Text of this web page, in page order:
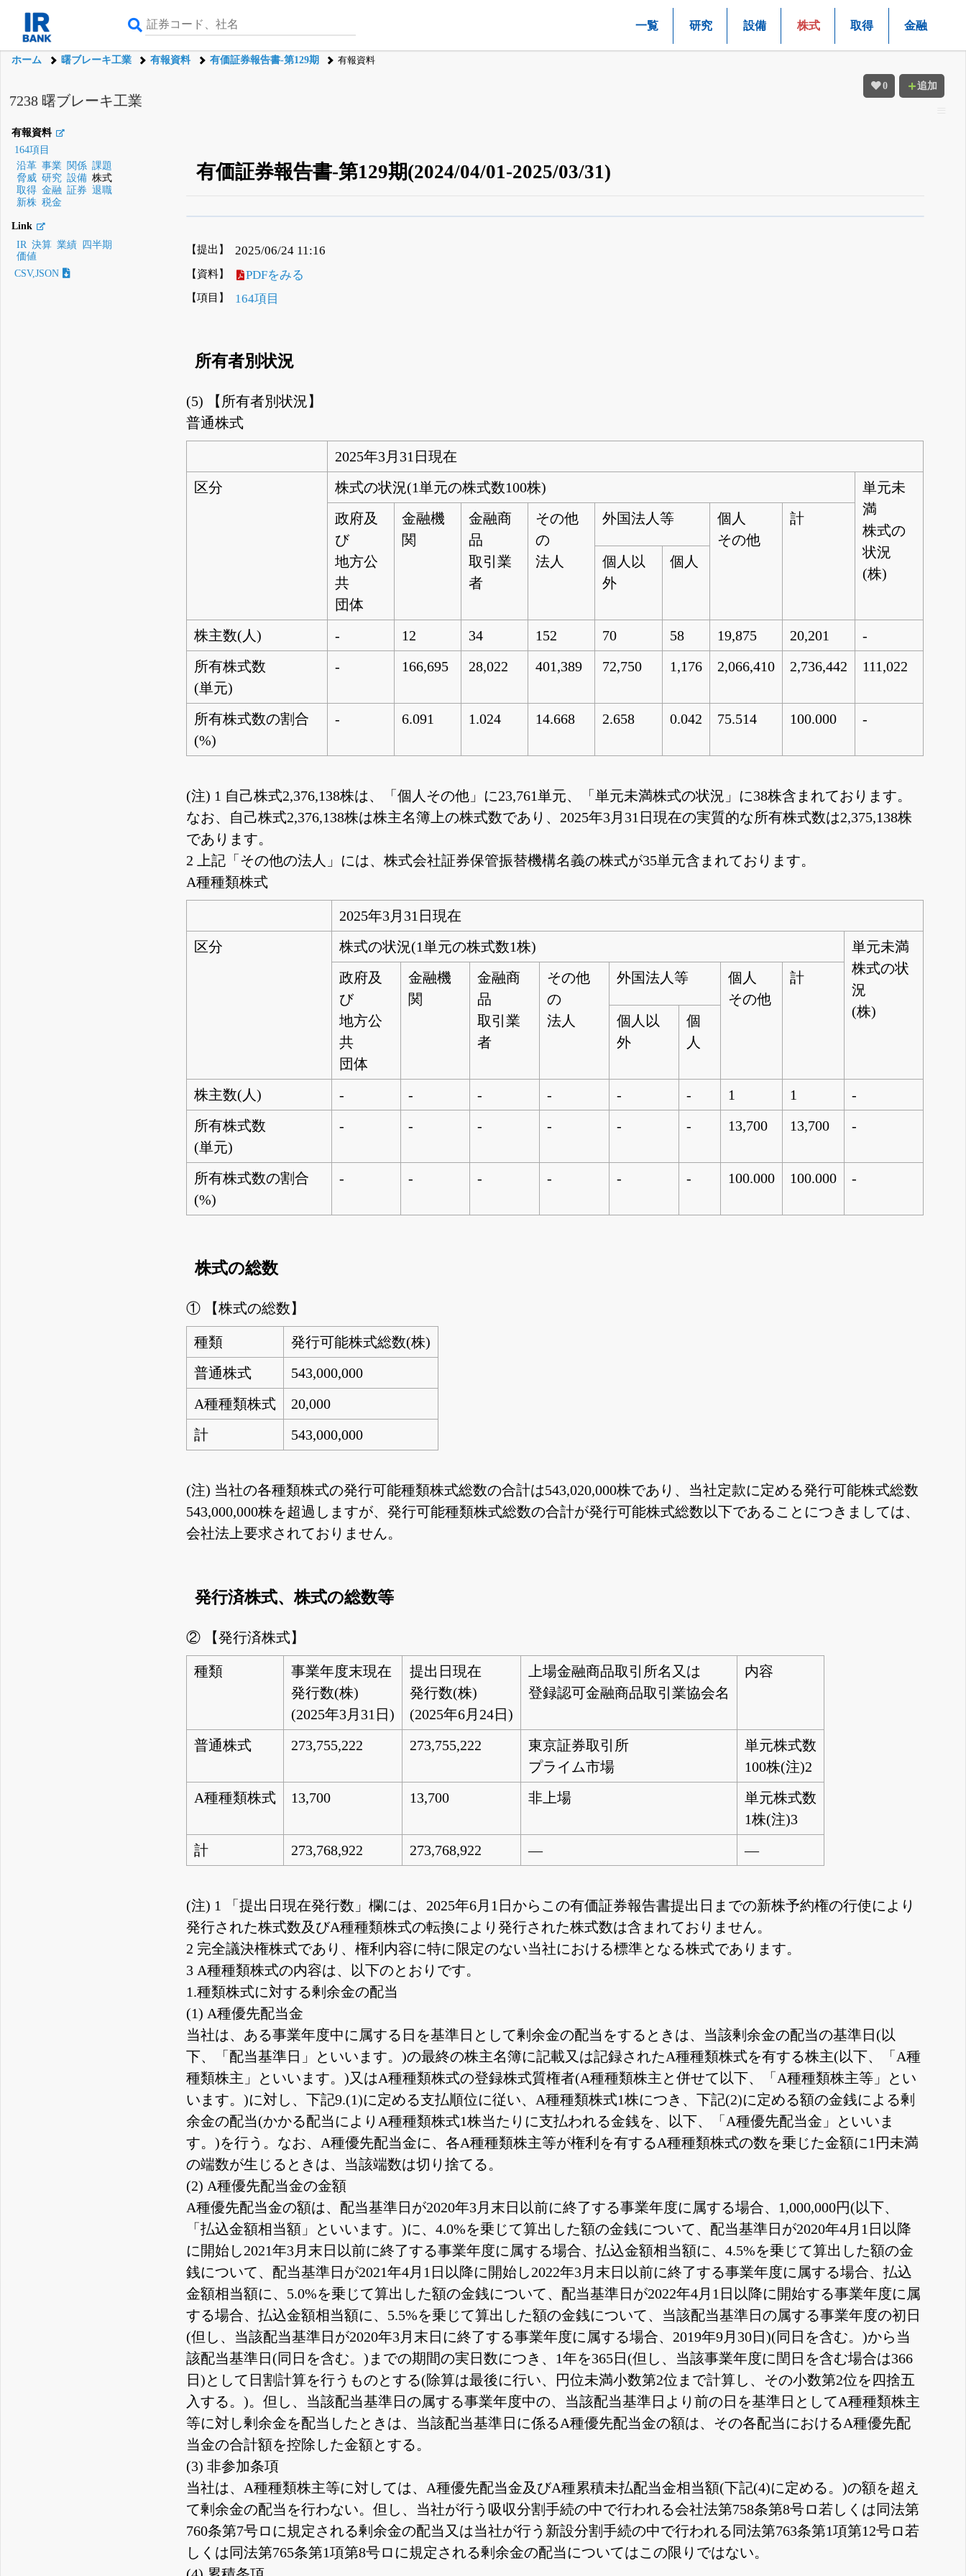
一覧 研究 設備 株式 取得 金融
ホーム 曙ブレーキ工業 有報資料 有価証券報告書-第129期 有報資料
0 追加
7238 曙ブレーキ工業
有報資料
164項目
沿革 事業 関係 課題
脅威 研究 設備 株式
取得 金融 証券 退職
新株 税金
Link
IR 決算 業績 四半期
価値
CSV,JSON
有価証券報告書-第129期(2024/04/01-2025/03/31)
無料でβ版をはじめる
登録すると永久30%OFFと米株版の先行利用も付きます
【提出】 2025/06/24 11:16
【資料】 PDFをみる
【項目】 164項目
所有者別状況
(5) 【所有者別状況】
普通株式
2025年3月31日現在
区分
株式の状況(1単元の株式数100株)
単元未
満
株式の
状況
(株)
政府及
び
地方公
共
団体
金融機
関
金融商
品
取引業
者
その他
の
法人
外国法人等
個人
その他
計
個人以
外
個人
株主数(人) - 12 34 152 70 58 19,875 20,201
-
所有株式数
(単元)
- 166,695 28,022 401,389 72,750 1,176 2,066,410 2,736,442 111,022
所有株式数の割合
(%)
- 6.091 1.024 14.668 2.658 0.042 75.514 100.000 -
(注) 1 自己株式2,376,138株は、「個人その他」に23,761単元、「単元未満株式の状況」に38株含まれております。
なお、自己株式2,376,138株は株主名簿上の株式数であり、2025年3月31日現在の実質的な所有株式数は2,375,138株
であります。
2 上記「その他の法人」には、株式会社証券保管振替機構名義の株式が35単元含まれております。
A種種類株式
2025年3月31日現在
区分
株式の状況(1単元の株式数1株)
単元未満
株式の状
況
(株)
政府及
び
地方公
共
団体
金融機
関
金融商
品
取引業
者
その他
の
法人
外国法人等
個人
その他
計
個人以
外
個
人
株主数(人) - - - - - - 1 1
-
所有株式数
(単元)
- - - - - - 13,700 13,700 -
所有株式数の割合
(%)
- - - - - - 100.000 100.000 -
株式の総数
① 【株式の総数】
種類
発行可能株式総数(株)
普通株式
543,000,000
A種種類株式
20,000
計
543,000,000
(注) 当社の各種類株式の発行可能種類株式総数の合計は543,020,000株であり、当社定款に定める発行可能株式総数
543,000,000株を超過しますが、発行可能種類株式総数の合計が発行可能株式総数以下であることにつきましては、
会社法上要求されておりません。
発行済株式、株式の総数等
② 【発行済株式】
種類
事業年度末現在
発行数(株)
(2025年3月31日)
提出日現在
発行数(株)
(2025年6月24日)
上場金融商品取引所名又は
登録認可金融商品取引業協会名
内容
普通株式 273,755,222 273,755,222
東京証券取引所
プライム市場
単元株式数
100株(注)2
A種種類株式
13,700 13,700 非上場
単元株式数
1株(注)3
計
273,768,922 273,768,922 ― ―
(注) 1 「提出日現在発行数」欄には、2025年6月1日からこの有価証券報告書提出日までの新株予約権の行使により
発行された株式数及びA種種類株式の転換により発行された株式数は含まれておりません。
2 完全議決権株式であり、権利内容に特に限定のない当社における標準となる株式であります。
3 A種種類株式の内容は、以下のとおりです。
1.種類株式に対する剰余金の配当
(1) A種優先配当金
当社は、ある事業年度中に属する日を基準日として剰余金の配当をするときは、当該剰余金の配当の基準日(以
下、「配当基準日」といいます。)の最終の株主名簿に記載又は記録されたA種種類株式を有する株主(以下、「A種
種類株主」といいます。)又はA種種類株式の登録株式質権者(A種種類株主と併せて以下、「A種種類株主等」とい
います。)に対し、下記9.(1)に定める支払順位に従い、A種種類株式1株につき、下記(2)に定める額の金銭による剰
余金の配当(かかる配当によりA種種類株式1株当たりに支払われる金銭を、以下、「A種優先配当金」といいま
す。)を行う。なお、A種優先配当金に、各A種種類株主等が権利を有するA種種類株式の数を乗じた金額に1円未満
の端数が生じるときは、当該端数は切り捨てる。
(2) A種優先配当金の金額
A種優先配当金の額は、配当基準日が2020年3月末日以前に終了する事業年度に属する場合、1,000,000円(以下、
「払込金額相当額」といいます。)に、4.0%を乗じて算出した額の金銭について、配当基準日が2020年4月1日以降
に開始し2021年3月末日以前に終了する事業年度に属する場合、払込金額相当額に、4.5%を乗じて算出した額の金
銭について、配当基準日が2021年4月1日以降に開始し2022年3月末日以前に終了する事業年度に属する場合、払込
金額相当額に、5.0%を乗じて算出した額の金銭について、配当基準日が2022年4月1日以降に開始する事業年度に属
する場合、払込金額相当額に、5.5%を乗じて算出した額の金銭について、当該配当基準日の属する事業年度の初日
(但し、当該配当基準日が2020年3月末日に終了する事業年度に属する場合、2019年9月30日)(同日を含む。)から当
該配当基準日(同日を含む。)までの期間の実日数につき、1年を365日(但し、当該事業年度に閏日を含む場合は366
日)として日割計算を行うものとする(除算は最後に行い、円位未満小数第2位まで計算し、その小数第2位を四捨五
入する。)。但し、当該配当基準日の属する事業年度中の、当該配当基準日より前の日を基準日としてA種種類株主
等に対し剰余金を配当したときは、当該配当基準日に係るA種優先配当金の額は、その各配当におけるA種優先配
当金の合計額を控除した金額とする。
(3) 非参加条項
当社は、A種種類株主等に対しては、A種優先配当金及びA種累積未払配当金相当額(下記(4)に定める。)の額を超え
て剰余金の配当を行わない。但し、当社が行う吸収分割手続の中で行われる会社法第758条第8号ロ若しくは同法第
760条第7号ロに規定される剰余金の配当又は当社が行う新設分割手続の中で行われる同法第763条第1項第12号ロ若
しくは同法第765条第1項第8号ロに規定される剰余金の配当についてはこの限りではない。